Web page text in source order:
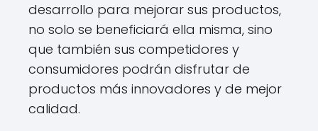
desarrollo para mejorar sus productos,
no solo se beneficiará ella misma, sino
que también sus competidores y
consumidores podrán disfrutar de
productos más innovadores y de mejor
calidad.